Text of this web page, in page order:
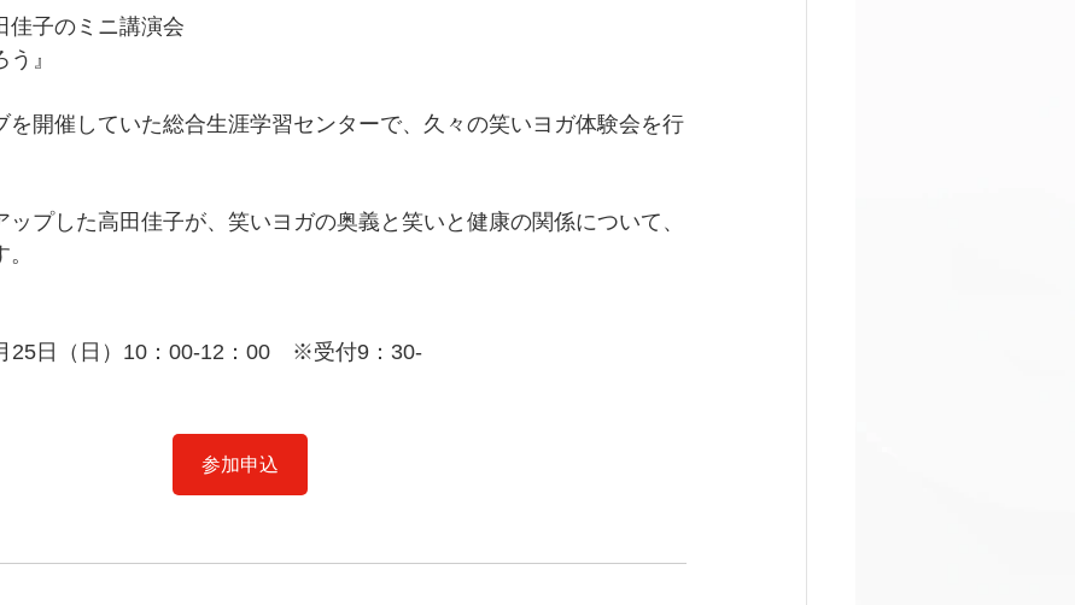
佳子のミニ講演会
』
を開催していた総合生涯学習センターで、久々の笑いヨガ体験会を行
ップした高田佳子が、笑いヨガの奥義と笑いと健康の関係について、
25日（日）10：00-12：00　※受付9：30-
参加申込